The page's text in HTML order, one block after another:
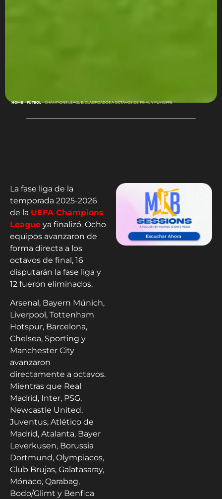
HOME-FÚTBOL-CHAMPIONS LEAGUE: CLASIFICADOS A OCTAVOS DE FINAL Y PLAYOFFS
La fase liga de la
temporada 2025-2026
de la UEFA Champions
League ya finalizó. Ocho
equipos avanzaron de
forma directa a los
octavos de final, 16
disputarán la fase liga y
12 fueron eliminados.
Arsenal, Bayern Múnich,
Liverpool, Tottenham
Hotspur, Barcelona,
Chelsea, Sporting y
Manchester City
avanzaron
directamente a octavos.
Mientras que Real
Madrid, Inter, PSG,
Newcastle United,
Juventus, Atlético de
Madrid, Atalanta, Bayer
Leverkusen, Borussia
Dortmund, Olympiacos,
Club Brujas, Galatasaray,
Mónaco, Qarabag,
Bodo/Glimt y Benfica